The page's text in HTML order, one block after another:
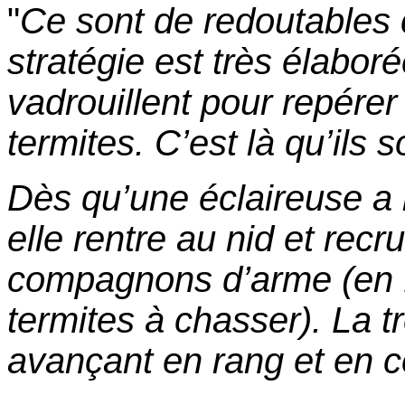
"Ce sont de
stratégie est très
vadrouillent pour
termites. C’est là qu’ils
Dès qu’une éclaireuse
elle rentre au nid et
compagnons d’arme
termites à chasser). La
avançant en rang et en